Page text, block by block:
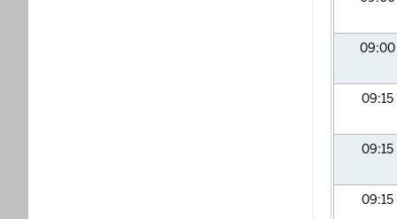
09:00
09:15
09:15
09:15